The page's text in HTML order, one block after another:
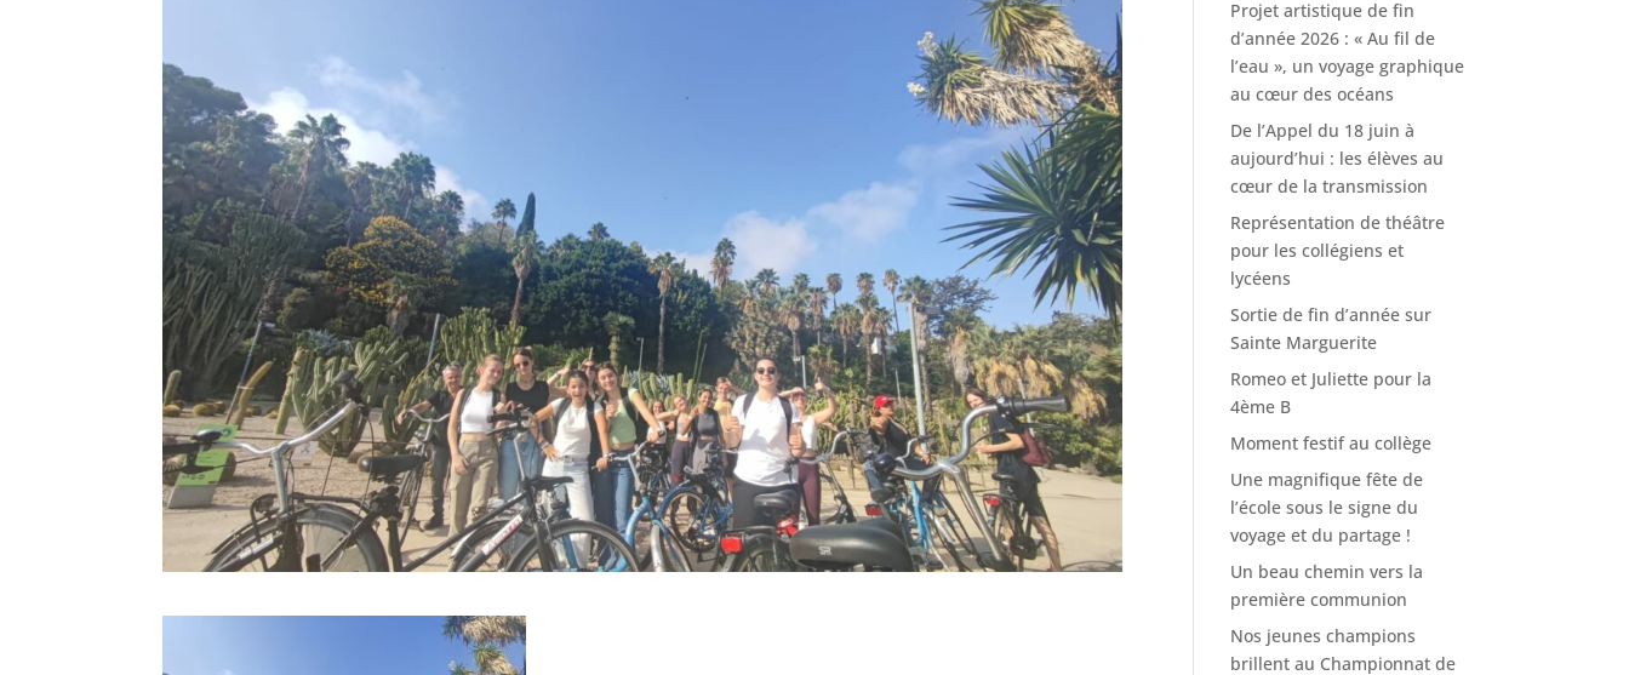
Projet artistique de fin
d’année 2026 : « Au fil de
l’eau », un voyage graphique
au cœur des océans
De l’Appel du 18 juin à
aujourd’hui : les élèves au
cœur de la transmission
Représentation de théâtre
pour les collégiens et
lycéens
Sortie de fin d’année sur
Sainte Marguerite
Romeo et Juliette pour la
4ème B
Moment festif au collège
Une magnifique fête de
l’école sous le signe du
voyage et du partage !
Un beau chemin vers la
première communion
Nos jeunes champions
brillent au Championnat de